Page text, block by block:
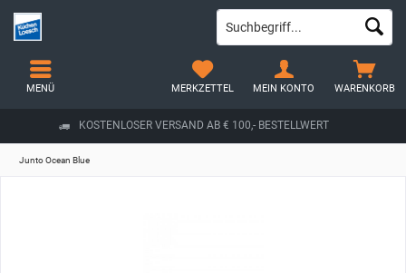
KOSTENLOSER VERSAND AB € 100,- BESTELLWERT
WARENKORB
MERKZETTEL MEIN KONTO
MENÜ
Junto Ocean Blue